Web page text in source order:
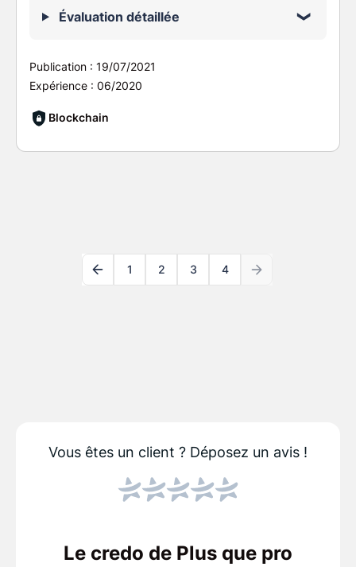
Évaluation détaillée
Publication : 19/07/2021
Expérience : 06/2020
Blockchain
1 2 3 4
Vous êtes un client ? Déposez un avis !
Le credo de Plus que pro